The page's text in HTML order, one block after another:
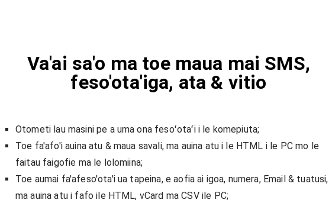
Va'ai sa'o ma toe maua mai SMS,
feso'ota'iga, ata & vitio
Otometi lau masini pe a uma ona fesoʻotaʻi i le komepiuta;
Toe fa'afo'i auina atu & maua savali, ma auina atu i le HTML i le PC mo le
faitau faigofie ma le lolomiina;
Toe aumai fa'afeso'ota'i ua tapeina, e aofia ai igoa, numera, Email & tuatusi,
ma auina atu i fafo ile HTML, vCard ma CSV ile PC;